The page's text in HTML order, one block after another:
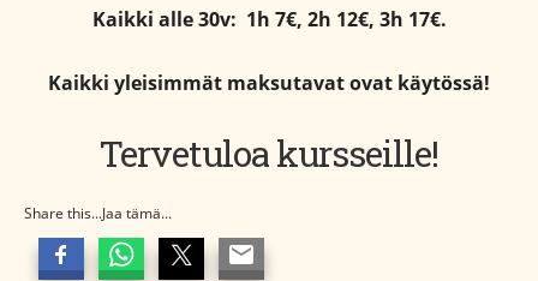
Kaikki alle 30v: 1h 7€, 2h 12€, 3h 17€.
Kaikki yleisimmät maksutavat ovat käytössä!
Tervetuloa kursseille!
Share this...Jaa tämä...